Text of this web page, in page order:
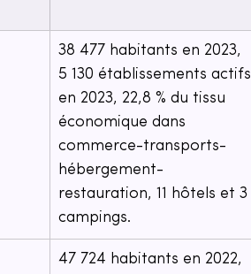
38 477 habitants en 2023,
5 130 établissements actifs
en 2023, 22,8 % du tissu
économique dans
commerce-transports-
hébergement-
restauration, 11 hôtels et 3
campings.
47 724 habitants en 2022,